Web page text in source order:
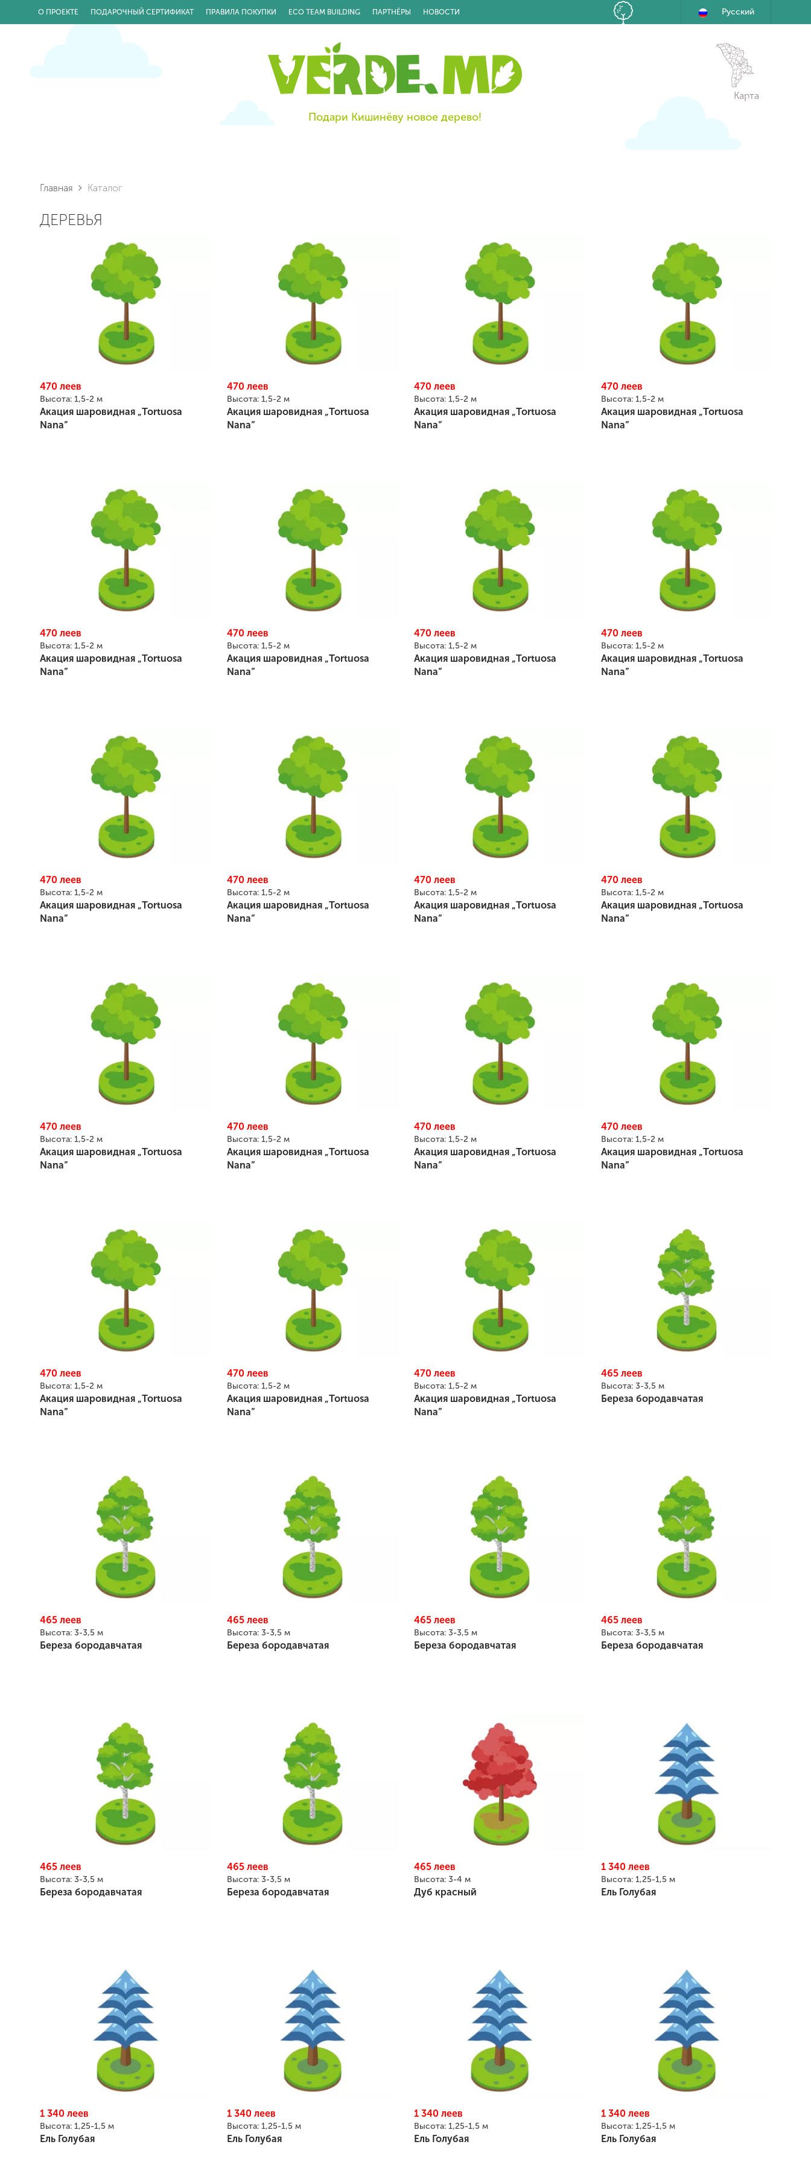
О ПРОЕКТЕ ПОДАРОЧНЫЙ СЕРТИФИКАТ ПРАВИЛА ПОКУПКИ ECO TEAM BUILDING ПАРТНЁРЫ НОВОСТИ Русский
Подари Кишинёву новое дерево!
Карта
Главная Каталог
ДЕРЕВЬЯ
470 леев
Высота: 1,5-2 м
Акация шаровидная „Tortuosa
Nana”
470 леев
Высота: 1,5-2 м
Акация шаровидная „Tortuosa
Nana”
470 леев
Высота: 1,5-2 м
Акация шаровидная „Tortuosa
Nana”
470 леев
Высота: 1,5-2 м
Акация шаровидная „Tortuosa
Nana”
470 леев
Высота: 1,5-2 м
Акация шаровидная „Tortuosa
Nana”
470 леев
Высота: 1,5-2 м
Акация шаровидная „Tortuosa
Nana”
470 леев
Высота: 1,5-2 м
Акация шаровидная „Tortuosa
Nana”
470 леев
Высота: 1,5-2 м
Акация шаровидная „Tortuosa
Nana”
470 леев
Высота: 1,5-2 м
Акация шаровидная „Tortuosa
Nana”
470 леев
Высота: 1,5-2 м
Акация шаровидная „Tortuosa
Nana”
470 леев
Высота: 1,5-2 м
Акация шаровидная „Tortuosa
Nana”
470 леев
Высота: 1,5-2 м
Акация шаровидная „Tortuosa
Nana”
470 леев
Высота: 1,5-2 м
Акация шаровидная „Tortuosa
Nana”
470 леев
Высота: 1,5-2 м
Акация шаровидная „Tortuosa
Nana”
470 леев
Высота: 1,5-2 м
Акация шаровидная „Tortuosa
Nana”
470 леев
Высота: 1,5-2 м
Акация шаровидная „Tortuosa
Nana”
470 леев
Высота: 1,5-2 м
Акация шаровидная „Tortuosa
Nana”
470 леев
Высота: 1,5-2 м
Акация шаровидная „Tortuosa
Nana”
470 леев
Высота: 1,5-2 м
Акация шаровидная „Tortuosa
Nana”
465 леев
Высота: 3-3,5 м
Береза бородавчатая
465 леев
Высота: 3-3,5 м
Береза бородавчатая
465 леев
Высота: 3-3,5 м
Береза бородавчатая
465 леев
Высота: 3-3,5 м
Береза бородавчатая
465 леев
Высота: 3-3,5 м
Береза бородавчатая
465 леев
Высота: 3-3,5 м
Береза бородавчатая
465 леев
Высота: 3-3,5 м
Береза бородавчатая
465 леев
Высота: 3-4 м
Дуб красный
1 340 леев
Высота: 1,25-1,5 м
Ель Голубая
1 340 леев
Высота: 1,25-1,5 м
Ель Голубая
1 340 леев
Высота: 1,25-1,5 м
Ель Голубая
1 340 леев
Высота: 1,25-1,5 м
Ель Голубая
1 340 леев
Высота: 1,25-1,5 м
Ель Голубая